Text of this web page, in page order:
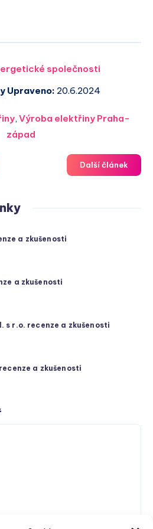
společnosti
Upraveno: 20.6.2024
,Výroba elektřiny Praha-
západ
Další článek
a zkušenosti
a zkušenosti
s r.o. recenze a zkušenosti
a zkušenosti